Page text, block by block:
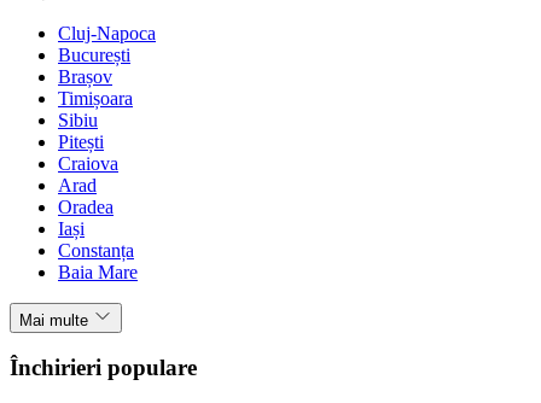
Cluj-Napoca
București
Brașov
Timișoara
Sibiu
Pitești
Craiova
Arad
Oradea
Iași
Constanța
Baia Mare
Mai multe
Închirieri populare